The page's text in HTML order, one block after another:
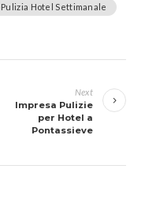
Hotel Settimanale
Next
Impresa Pulizie
per Hotel a
Pontassieve